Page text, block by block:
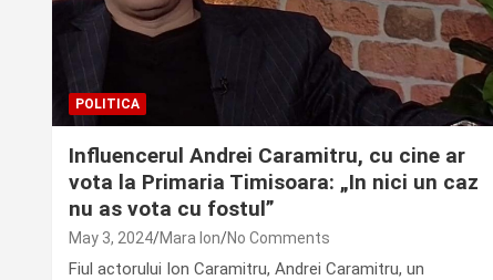
POLITICA
Influencerul Andrei Caramitru, cu cine ar
vota la Primaria Timisoara: „In nici un caz
nu as vota cu fostul”
May 3, 2024 Mara Ion No Comments
Fiul actorului Ion Caramitru, Andrei Caramitru, un